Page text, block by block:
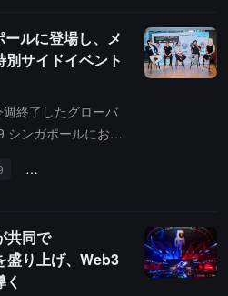
ルに登場し、メ
サイドイベント
終了したグローバ
シンガポールにおい
From Experiment t
出席し、AID の技術
進展を紹介しまし
DeFi × AI Summit サ
シンガポール
共同で
り上げ、Web3